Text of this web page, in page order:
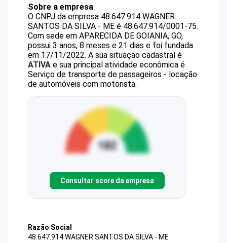
Sobre a empresa
O CNPJ da empresa 48.647.914 WAGNER
SANTOS DA SILVA - ME é 48.647.914/0001-75.
Com sede em APARECIDA DE GOIANIA, GO,
possui 3 anos, 8 meses e 21 dias e foi fundada
em 17/11/2022. A sua situação cadastral é
ATIVA e sua principal atividade econômica é
Serviço de transporte de passageiros - locação
de automóveis com motorista.
Consultar score da empresa
Razão Social
48.647.914 WAGNER SANTOS DA SILVA - ME